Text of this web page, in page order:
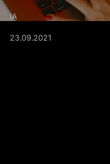
IA
23.09.2021